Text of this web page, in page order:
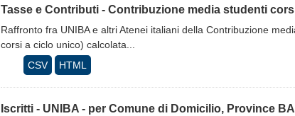
Tasse e Contributi - Contribuzione media studenti
Raffronto fra UNIBA e altri Atenei italiani della Contribuzione
corsi a ciclo unico) calcolata...
CSV
HTML
Iscritti - UNIBA - per Comune di Domicilio, Province